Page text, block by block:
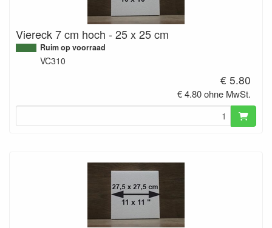
Viereck 7 cm hoch - 25 x 25 cm
Ruim op voorraad
VC310
€ 5.80
€ 4.80 ohne MwSt.